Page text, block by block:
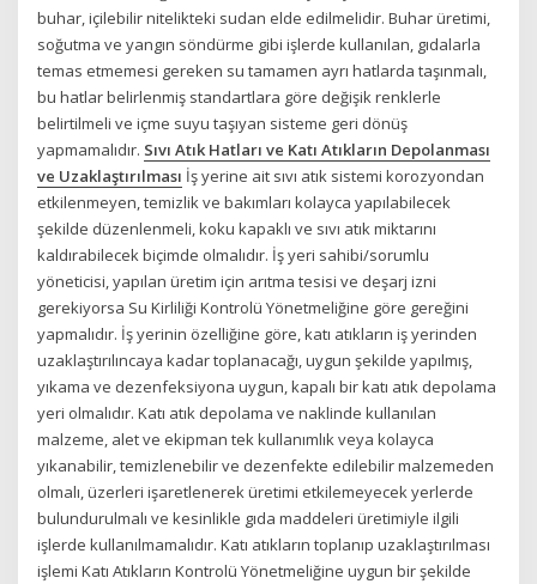
buhar, içilebilir nitelikteki sudan elde edilmelidir. Buhar üretimi,
soğutma ve yangın söndürme gibi işlerde kullanılan, gıdalarla
temas etmemesi gereken su tamamen ayrı hatlarda taşınmalı,
bu hatlar belirlenmiş standartlara göre değişik renklerle
belirtilmeli ve içme suyu taşıyan sisteme geri dönüş
yapmamalıdır. Sıvı Atık Hatları ve Katı Atıkların Depolanması
ve Uzaklaştırılması İş yerine ait sıvı atık sistemi korozyondan
etkilenmeyen, temizlik ve bakımları kolayca yapılabilecek
şekilde düzenlenmeli, koku kapaklı ve sıvı atık miktarını
kaldırabilecek biçimde olmalıdır. İş yeri sahibi/sorumlu
yöneticisi, yapılan üretim için arıtma tesisi ve deşarj izni
gerekiyorsa Su Kirliliği Kontrolü Yönetmeliğine göre gereğini
yapmalıdır. İş yerinin özelliğine göre, katı atıkların iş yerinden
uzaklaştırılıncaya kadar toplanacağı, uygun şekilde yapılmış,
yıkama ve dezenfeksiyona uygun, kapalı bir katı atık depolama
yeri olmalıdır. Katı atık depolama ve naklinde kullanılan
malzeme, alet ve ekipman tek kullanımlık veya kolayca
yıkanabilir, temizlenebilir ve dezenfekte edilebilir malzemeden
olmalı, üzerleri işaretlenerek üretimi etkilemeyecek yerlerde
bulundurulmalı ve kesinlikle gıda maddeleri üretimiyle ilgili
işlerde kullanılmamalıdır. Katı atıkların toplanıp uzaklaştırılması
işlemi Katı Atıkların Kontrolü Yönetmeliğine uygun bir şekilde